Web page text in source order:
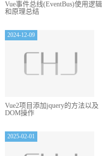
Vue事件总线(EventBus)使用逻辑
和原理总结
Vue2项目添加jquery的方法以及
DOM操作
2024-12-09
2025-02-01